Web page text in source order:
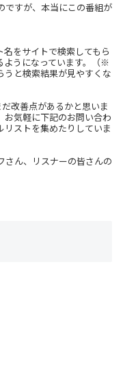
ですが、本当にこの番組が
をサイトで検索してもら
ようになっています。（※
うと検索結果が見やすくな
改善点があるかと思いま
お気軽に下記のお問い合わ
ストを集めたりしていま
さん、リスナーの皆さんの